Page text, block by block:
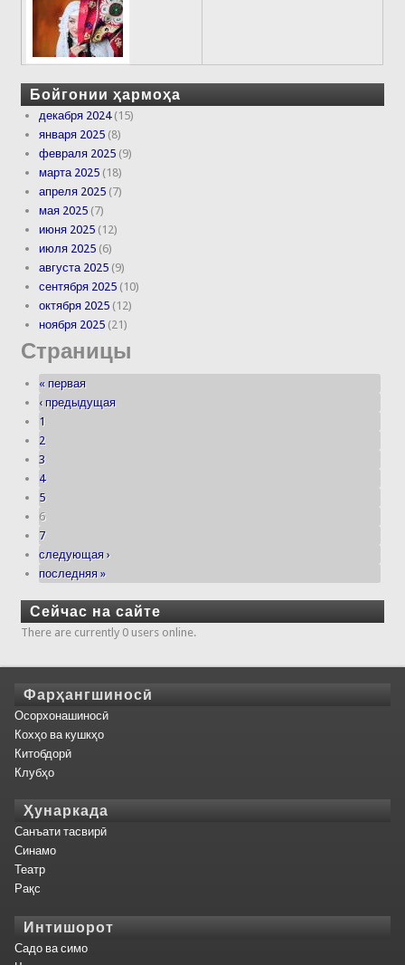
Бойгонии ҳармоҳа
декабря 2024(15)
января 2025 (8)
февраля 2025 (9)
марта 2025 (18)
апреля 2025 (7)
мая 2025 (7)
июня 2025 (12)
июля 2025 (6)
августа 2025 (9)
сентября 2025 (10)
октября 2025 (12)
ноября 2025 (21)
Страницы
« первая
‹ предыдущая
1
2
3
4
5
6
7
следующая ›
последняя »
Сейчас на сайте
There are currently 0 users online.
Фарҳангшиносӣ
Осорхонашиносӣ
Кохҳо ва кушкҳо
Китобдорӣ
Клубҳо
Ҳунаркада
Санъати тасвирӣ
Синамо
Театр
Рақс
Интишорот
Садо ва симо